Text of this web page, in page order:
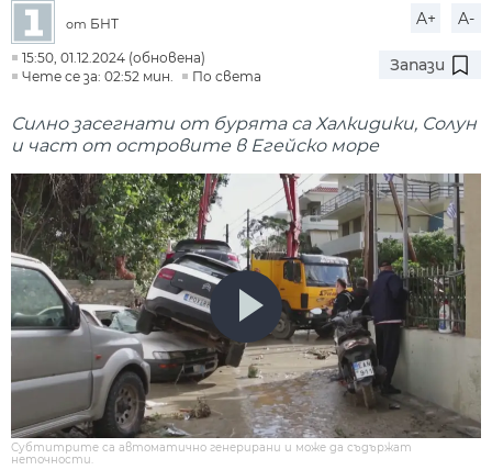
от БНТ A+ A-
15:50, 01.12.2024 (обновена)
Чете се за: 02:52 мин.
По света
Запази
Силно засегнати от бурята са Халкидики, Солун
и част от островите в Егейско море
Субтитрите са автоматично генерирани и може да съдържат
неточности.